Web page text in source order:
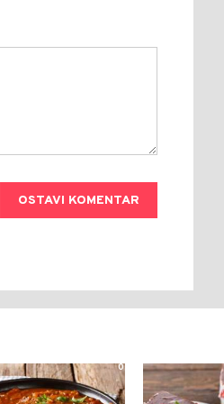
OSTAVI KOMENTAR
0